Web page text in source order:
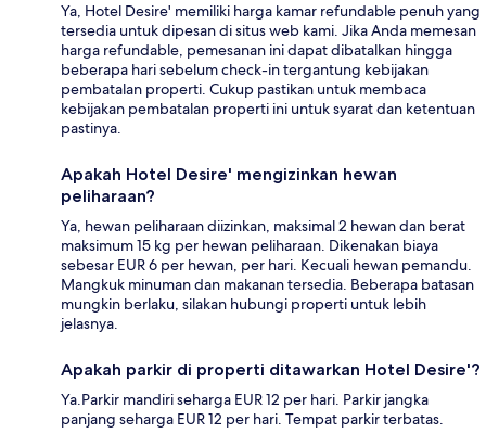
Ya, Hotel Desire' memiliki harga kamar refundable penuh yang
tersedia untuk dipesan di situs web kami. Jika Anda memesan
harga refundable, pemesanan ini dapat dibatalkan hingga
beberapa hari sebelum check-in tergantung kebijakan
pembatalan properti. Cukup pastikan untuk membaca
kebijakan pembatalan properti ini untuk syarat dan ketentuan
pastinya.
Apakah Hotel Desire' mengizinkan hewan
peliharaan?
Ya, hewan peliharaan diizinkan, maksimal 2 hewan dan berat
maksimum 15 kg per hewan peliharaan. Dikenakan biaya
sebesar EUR 6 per hewan, per hari. Kecuali hewan pemandu.
Mangkuk minuman dan makanan tersedia. Beberapa batasan
mungkin berlaku, silakan hubungi properti untuk lebih
jelasnya.
Apakah parkir di properti ditawarkan Hotel Desire'?
Ya.Parkir mandiri seharga EUR 12 per hari. Parkir jangka
panjang seharga EUR 12 per hari. Tempat parkir terbatas.